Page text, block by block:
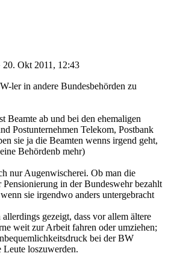
20. Okt 2011, 12:43
ler in andere Bundesbehörden zu
Beamte ab und bei den ehemaligen
Postunternehmen Telekom, Postbank
sie ja die Beamten wenns irgend geht,
Behördenb mehr)
nur Augenwischerei. Ob man die
in der Bundeswehr bezahlt
sie irgendwo anders untergebracht
gezeigt, dass vor allem ältere
weit zur Arbeit fahren oder umziehen;
bei der BW
Leute loszuwerden.